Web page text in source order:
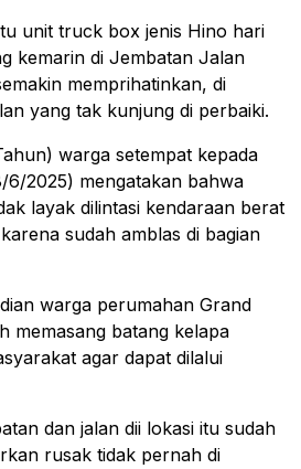
unit truck box jenis Hino hari
kemarin di Jembatan Jalan
memprihatinkan, di
yang tak kunjung di perbaiki.
warga setempat kepada
2025) mengatakan bahwa
layak dilintasi kendaraan berat
sudah amblas di bagian
warga perumahan Grand
memasang batang kelapa
agar dapat dilalui
dan jalan dii lokasi itu sudah
rusak tidak pernah di